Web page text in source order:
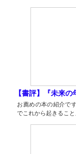
【書評】『未来の
お薦めの本の紹介で
でこれから起きるこ